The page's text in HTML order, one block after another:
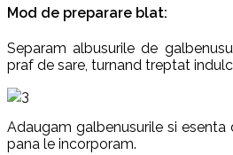
Mod de preparare blat:
Separam albusurile de
praf de sare, turnand treptat
Adaugam galbenusurile si
pana le incorporam.